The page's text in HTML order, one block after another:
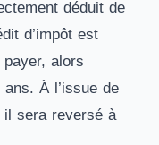
déduit de
d’impôt est
payer, alors
À l’issue de
il sera reversé à